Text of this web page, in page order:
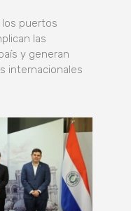
puertos
las
y generan
internacionales